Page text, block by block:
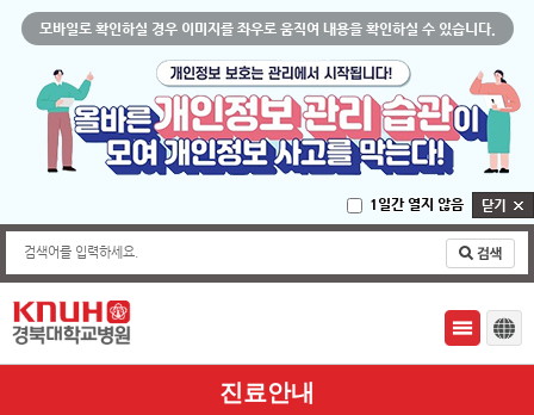
모바일로 확인하실 경우 이미지를 좌우로 움직여 내용을 확인하실 수 있습니다.
1일간 열지 않음
검색어를 입력하세요.
진료안내